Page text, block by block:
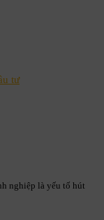
tư
nghiệp là yếu tố hút